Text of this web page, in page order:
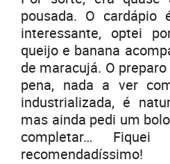
pousada. O
interessante, optei
queijo e banana
de maracujá. O
pena, nada a ver
industrializada, é
mas ainda pedi um
completar… Fiquei
recomendadíssimo!